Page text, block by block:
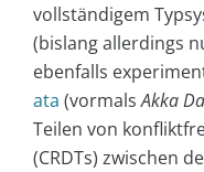
vollständigem
(bislang allerdings
ebenfalls
ata (vormalsAkka
Teilen von
(CRDTs) zwischen